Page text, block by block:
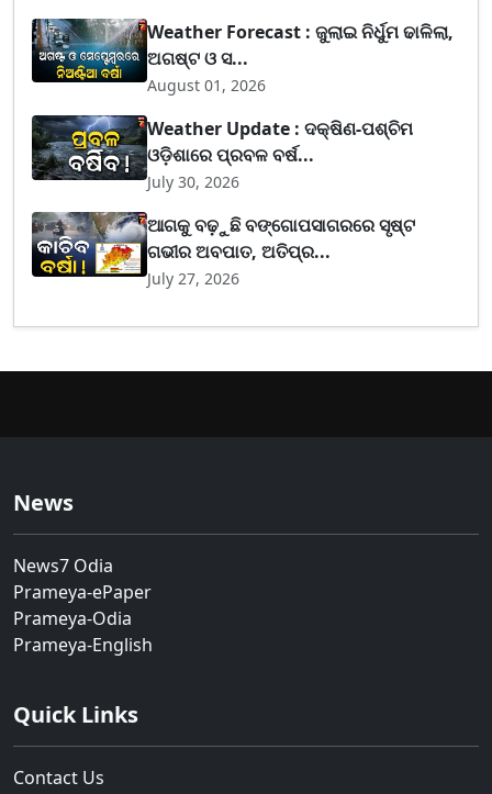
Weather Forecast : ଜୁଲାଇ ନିର୍ଧୁମ ଢାଳିଲା,
ଅଗଷ୍ଟ ଓ ସ...
August 01, 2026
Weather Update : ଦକ୍ଷିଣ-ପଶ୍ଚିମ
ଓଡ଼ିଶାରେ ପ୍ରବଳ ବର୍ଷ...
July 30, 2026
ଆଗକୁ ବଢ଼ୁଛି ବଙ୍ଗୋପସାଗରରେ ସୃଷ୍ଟ
ଗଭୀର ଅବପାତ, ଅତିପ୍ର...
July 27, 2026
News
News7 Odia
Prameya-ePaper
Prameya-Odia
Prameya-English
Quick Links
Contact Us